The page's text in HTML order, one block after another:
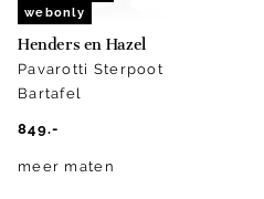
webonly
Henders en Hazel
Pavarotti Sterpoot
Bartafel
849.-
meer maten